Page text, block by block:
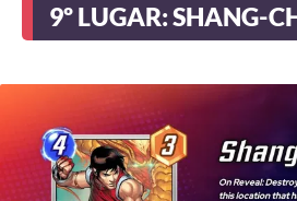
9º LUGAR: SHANG-